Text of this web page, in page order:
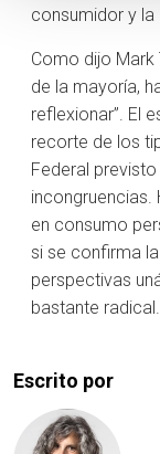
consumidor y
Como dijo Mark
de la mayoría,
reflexionar”. El
recorte de los
Federal
incongruencias.
en consumo
si se confirma
perspectivas
bastante radical.
Escrito por